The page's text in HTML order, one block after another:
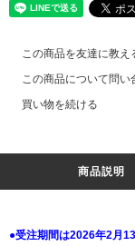
この商品を友達に教え
この商品について問い
買い物を続ける
商品説明
●受注期間は2026年2月